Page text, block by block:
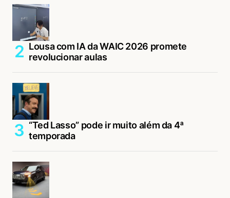
Lousa com IA da WAIC 2026 promete
revolucionar aulas
“Ted Lasso” pode ir muito além da 4ª
temporada